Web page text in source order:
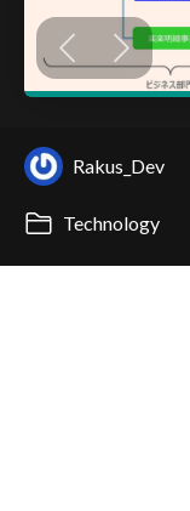
Rakus_Dev
Technology